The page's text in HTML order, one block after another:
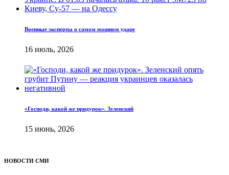
Военные эксперты о самом мощном ударе
16 июль, 2026
«Господи, какой же придурок». Зеленский
15 июнь, 2026
НОВОСТИ СМИ